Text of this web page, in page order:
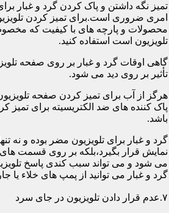
تمیز نگه داشتن و پاک کردن گرد و غبار
امری ضروری است.برای تمیز کردن
محصولات و پارچه های با کیفیت که
تلویزیون است استفاده کنید.
گاهی اوقات گرد و غبار بر روی صفحه
تأثیر بر روی دید می شود.
هرگز از آب برای تمیز کردن صفحه تلویزیون
پاک کننده های ضد الکتریسیته برای تمیز
باشد.
گرد و غبار برای تلویزیون مضر بوده و نه
نمایش قرار بگیرد،بلکه بر روی قسمت
می شود و می تواند سبب کندی پاسخ
گرد و غبار می توانید از پمپ های خلاء یا
۷.عدم قرار دادن تلویزیون در جای سرد